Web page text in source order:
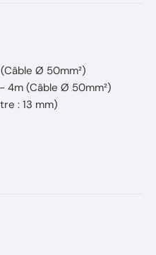
Ø 50mm²)
4m (Câble Ø 50mm²)
: 13 mm)